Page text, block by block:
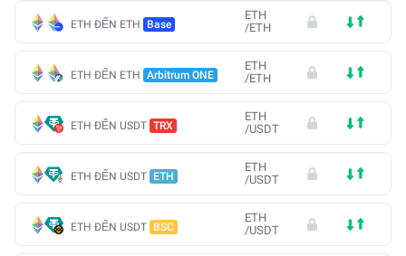
ETH ĐẾN ETH Base
ETH
/ETH
ETH ĐẾN ETH Arbitrum ONE
ETH
/ETH
ETH ĐẾN USDT TRX
ETH
/USDT
ETH ĐẾN USDT ETH
ETH
/USDT
ETH ĐẾN USDT BSC
ETH
/USDT